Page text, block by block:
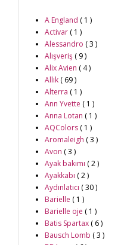
A England ( 1 )
Activar ( 1 )
Alessandro ( 3 )
Alışveriş ( 9 )
Alix Avien ( 4 )
Allık ( 69 )
Alterra ( 1 )
Ann Yvette ( 1 )
Anna Lotan ( 1 )
AQColors ( 1 )
Aromaleigh ( 3 )
Avon ( 3 )
Ayak bakımı ( 2 )
Ayakkabı ( 2 )
Aydınlatıcı ( 30 )
Barielle ( 1 )
Barielle oje ( 1 )
Batis Spartax ( 6 )
Bausch Lomb ( 3 )